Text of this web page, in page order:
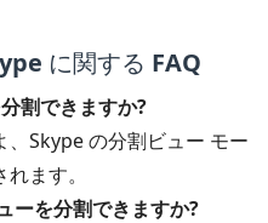
に関する FAQ
割できますか?
Skype の分割ビュー モー
ます。
ーを分割できますか?